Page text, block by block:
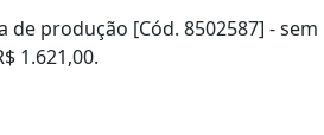
de produção [Cód. 8502587] - sem
1.621,00.